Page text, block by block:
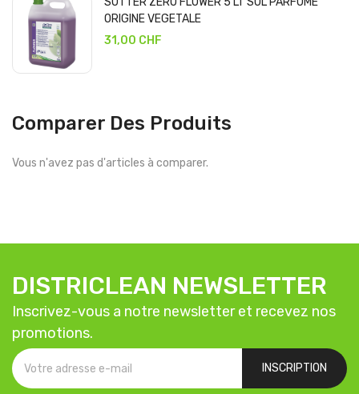
ORIGINE VEGETALE
31,00 CHF
Comparer Des Produits
Vous n'avez pas d'articles à comparer.
DISTRICLEAN NEWSLETTER
Inscrivez-vous a notre newsletter et recevez nos
promotions.
INSCRIPTION